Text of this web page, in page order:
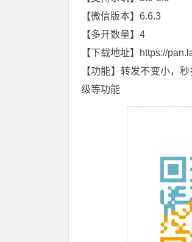
【微信版本】6.6.3
【多开数量】4
【下载地址】
https://
【功能】转发不变小，
级等功能